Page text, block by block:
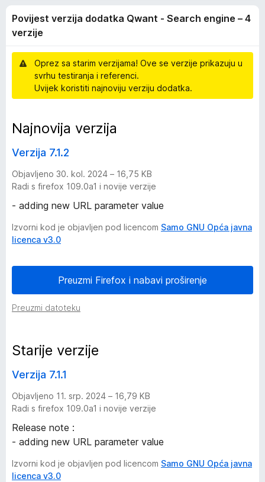
F
r
e
f
o
s
t
v
e
r
z
i
j
a
d
o
d
a
t
k
a
Q
4
o
d
5
Povijest verzija dodatka Qwant - Search engine – 4
verzije
Oprez sa starim verzijama! Ove se verzije prikazuju u
svrhu testiranja i referenci.
Uvijek koristiti najnoviju verziju dodatka.
Najnovija verzija
Verzija 7.1.2
Objavljeno 30. kol. 2024 – 16,75 KB
Radi s firefox 109.0a1 i novije verzije
- adding new URL parameter value
Izvorni kod je objavljen pod licencom Samo GNU Opća javna
licenca v3.0
Preuzmi Firefox i nabavi proširenje
Preuzmi datoteku
Starije verzije
Verzija 7.1.1
Objavljeno 11. srp. 2024 – 16,79 KB
Radi s firefox 109.0a1 i novije verzije
Release note :
- adding new URL parameter value
Izvorni kod je objavljen pod licencom Samo GNU Opća javna
licenca v3.0